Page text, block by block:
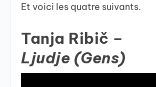
Et voici les quatre suivants.
Tanja Ribič –
Ljudje (Gens)